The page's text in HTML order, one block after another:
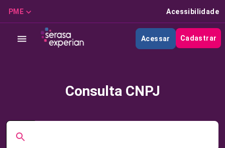
PME Acessibilidade
Acessar Cadastrar
Consulta CNPJ